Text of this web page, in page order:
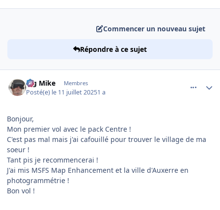
Commencer un nouveau sujet
Répondre à ce sujet
Big Mike Membres
Posté(e) le 11 juillet 20251 a
Bonjour,
Mon premier vol avec le pack Centre !
C'est pas mal mais j'ai cafouillé pour trouver le village de ma
soeur !
Tant pis je recommencerai !
J'ai mis MSFS Map Enhancement et la ville d'Auxerre en
photogrammétrie !
Bon vol !